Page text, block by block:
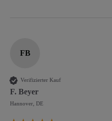
FB
Verifizierter Kauf
F. Beyer
Hannover, DE